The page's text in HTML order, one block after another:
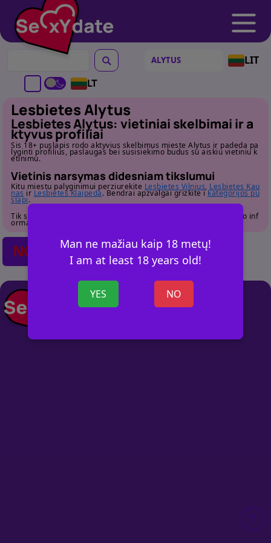
LIT
LT
Man ne mažiau kaip 18 metų!
I am at least 18 years old!
YES NO
Lesbietes Alytus
Lesbietes Alytus: vietiniai skelbimai ir a
ktyvus profiliai
Sis 18+ puslapis rodo aktyvius skelbimus mieste Alytus ir padeda pa
lyginti profilius, paslaugas bei susisiekimo budus su aiskiu vietiniu k
etinimu.
Vietinis narsymas didesniam tikslumui
Kitu miestu palyginimui perziurekite Lesbietes Vilnius, Lesbietes Kau
nas ir Lesbietes Klaipeda. Bendrai apzvalgai grizkite ikategorijos pu
slapi.
Tik suaugusiems. Pries susisiekdami atidziai perziurekite profilio inf
ormacija.
NO POSTS FOUND
+ SKELBIMĄ